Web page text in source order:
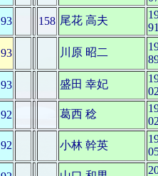
93 158 尾花 高夫
93 川原 昭二
93 盛田 幸妃
92 葛西 稔
92 小林 幹英